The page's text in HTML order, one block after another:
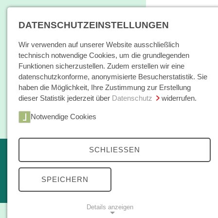
Home
Bücher / E-Books
Themen
kleine reihe
Open Access
DATENSCHUTZEINSTELLUNGEN
Wir verwenden auf unserer Website ausschließlich
technisch notwendige Cookies, um die grundlegenden
Funktionen sicherzustellen. Zudem erstellen wir eine
datenschutzkonforme, anonymisierte Besucherstatistik. Sie
haben die Möglichkeit, Ihre Zustimmung zur Erstellung
dieser Statistik jederzeit über Datenschutz widerrufen.
Notwendige Cookies
SCHLIESSEN
SPEICHERN
Details anzeigen